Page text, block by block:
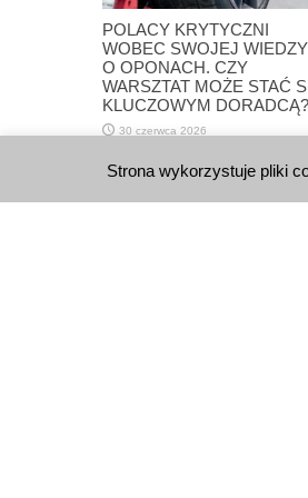
POLACY KRYTYCZNI
WOBEC SWOJEJ WIEDZY
O OPONACH. CZY
WARSZTAT MOŻE STAĆ
KLUCZOWYM DORADCĄ?
30 czerwca 2026
Strona wykorzystuje pliki